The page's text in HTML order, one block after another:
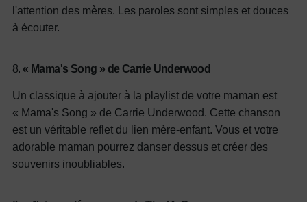
l'attention des mères. Les paroles sont simples et douces
à écouter.
8. « Mama's Song » de Carrie Underwood
Un classique à ajouter à la playlist de votre maman est
« Mama's Song » de Carrie Underwood. Cette chanson
est un véritable reflet du lien mère-enfant. Vous et votre
adorable maman pourrez danser dessus et créer des
souvenirs inoubliables.